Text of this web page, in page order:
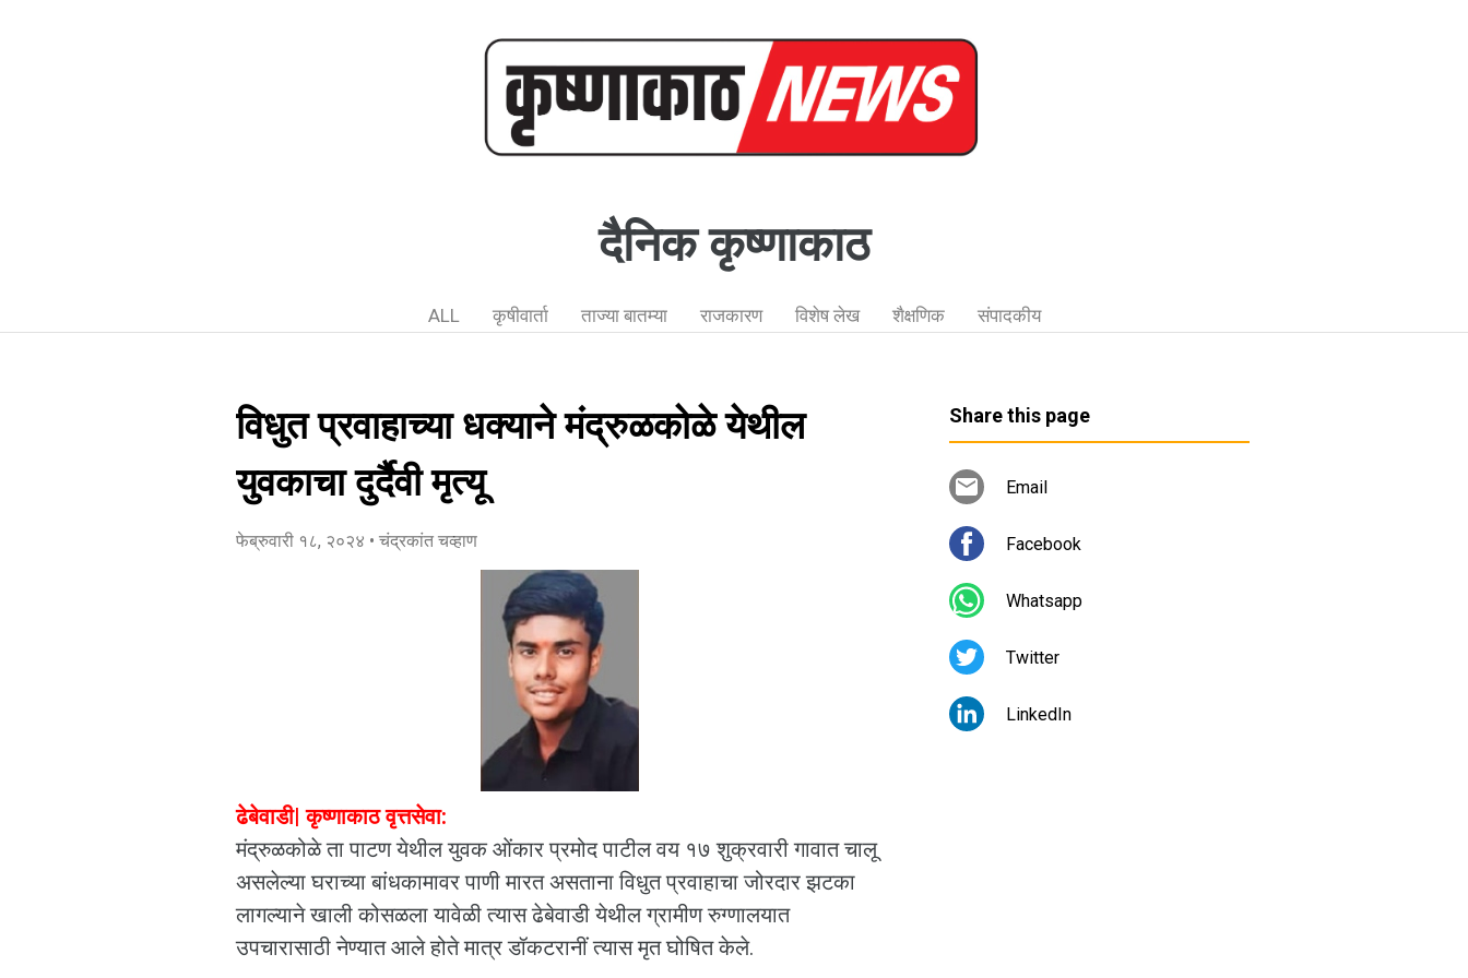
दैनिक कृष्णाकाठ
ALL कृषीवार्ता ताज्या बातम्या राजकारण विशेष लेख शैक्षणिक संपादकीय
विधुत प्रवाहाच्या धक्याने मंद्रुळकोळे येथील
युवकाचा दुर्दैवी मृत्यू
फेब्रुवारी १८, २०२४ • चंद्रकांत चव्हाण
ढेबेवाडी| कृष्णाकाठ वृत्तसेवा:
मंद्रुळकोळे ता पाटण येथील युवक ओंकार प्रमोद पाटील वय १७ शुक्रवारी गावात चालू
असलेल्या घराच्या बांधकामावर पाणी मारत असताना विधुत प्रवाहाचा जोरदार झटका
लागल्याने खाली कोसळला यावेळी त्यास ढेबेवाडी येथील ग्रामीण रुग्णालयात
उपचारासाठी नेण्यात आले होते मात्र डॉकटरानीं त्यास मृत घोषित केले.
Share this page
Email
Facebook
Whatsapp
Twitter
LinkedIn